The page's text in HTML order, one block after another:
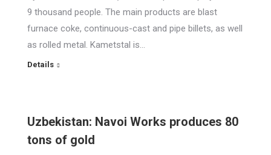
9 thousand people. The main products are blast
furnace coke, continuous-cast and pipe billets, as well
as rolled metal. Kametstal is…
Details
Uzbekistan: Navoi Works produces 80
tons of gold